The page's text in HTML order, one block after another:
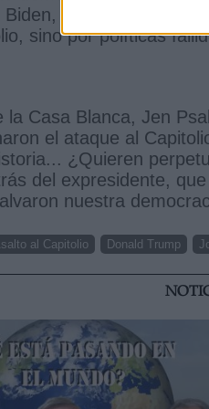
un año después
sino por políticas
la Casa Blanca, Jen
el ataque al
¿Quieren
del expresidente,
nuestra
al Capitolio Donald Trump